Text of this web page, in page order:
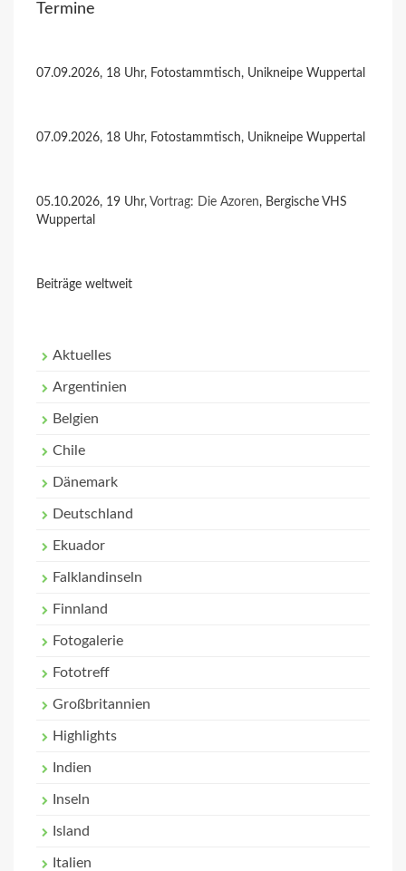
Termine
07.09.2026, 18 Uhr, Fotostammtisch, Unikneipe Wuppertal
07.09.2026, 18 Uhr, Fotostammtisch, Unikneipe Wuppertal
05.10.2026, 19 Uhr, Vortrag: Die Azoren, Bergische VHS
Wuppertal
Beiträge weltweit
Aktuelles
Argentinien
Belgien
Chile
Dänemark
Deutschland
Ekuador
Falklandinseln
Finnland
Fotogalerie
Fototreff
Großbritannien
Highlights
Indien
Inseln
Island
Italien